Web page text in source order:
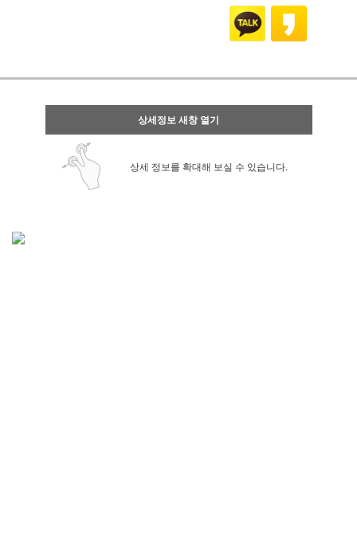
상세정보 새창 열기
상세 정보를 확대해 보실 수 있습니다.